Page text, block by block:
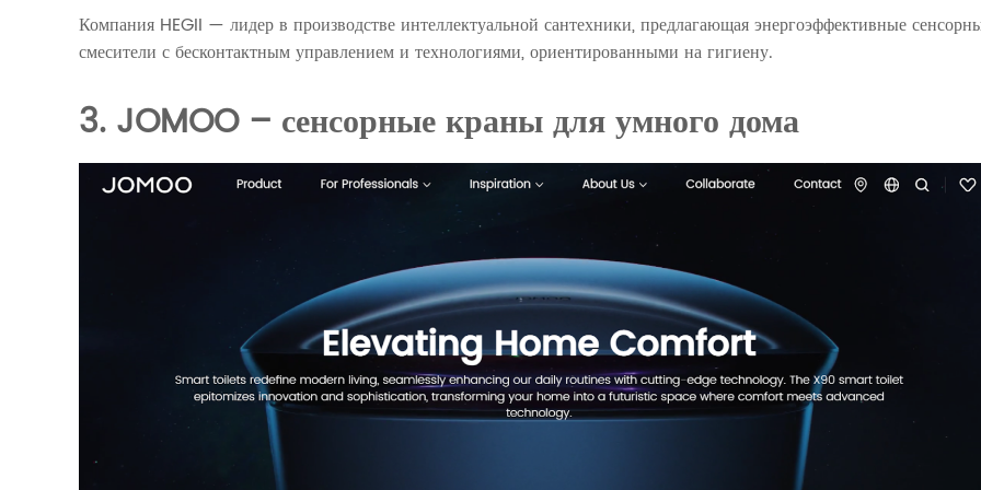
Компания HEGII — лидер в производстве интеллектуальной сантехники, предлагающая энергоэффективные
смесители с бесконтактным управлением и технологиями, ориентированными на гигиену.
3. JOMOO – сенсорные краны для умного дома